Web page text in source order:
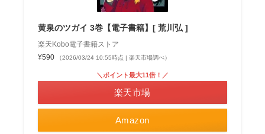
黄泉のツガイ 3巻【電子書籍】[ 荒川弘 ]
楽天Kobo電子書籍ストア
¥590
（2026/03/24 10:55時点 | 楽天市場調べ）
Amazon
＼ポイント最大11倍！／
楽天市場